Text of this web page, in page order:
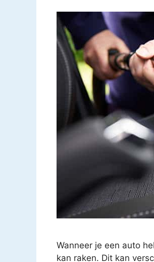
Wanneer je een auto
kan raken. Dit kan